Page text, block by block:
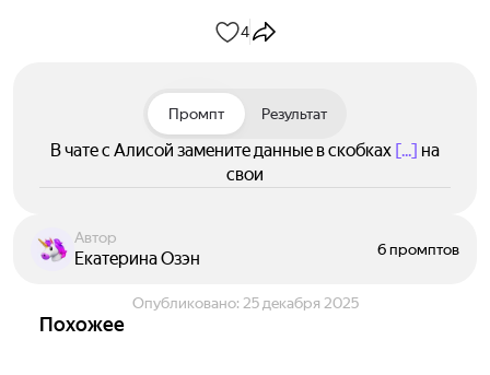
4
Промпт Результат
В чате с Алисой замените данные в скобках [...] на
свои
Автор
Екатерина Озэн 6 промптов
Опубликовано: 25 декабря 2025
Похожее